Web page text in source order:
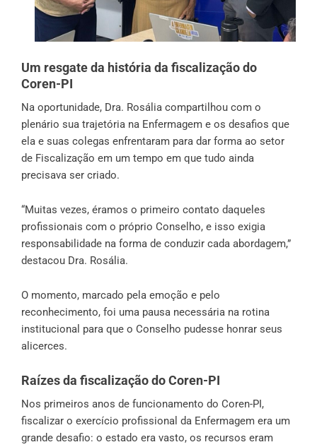
Um resgate da história da fiscalização do
Coren-PI
Na oportunidade, Dra. Rosália compartilhou com o
plenário sua trajetória na Enfermagem e os desafios que
ela e suas colegas enfrentaram para dar forma ao setor
de Fiscalização em um tempo em que tudo ainda
precisava ser criado.
“Muitas vezes, éramos o primeiro contato daqueles
profissionais com o próprio Conselho, e isso exigia
responsabilidade na forma de conduzir cada abordagem,”
destacou Dra. Rosália.
O momento, marcado pela emoção e pelo
reconhecimento, foi uma pausa necessária na rotina
institucional para que o Conselho pudesse honrar seus
alicerces.
Raízes da fiscalização do Coren-PI
Nos primeiros anos de funcionamento do Coren-PI,
fiscalizar o exercício profissional da Enfermagem era um
grande desafio: o estado era vasto, os recursos eram